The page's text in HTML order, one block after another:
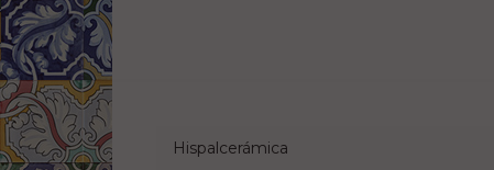
Hispalcerámica